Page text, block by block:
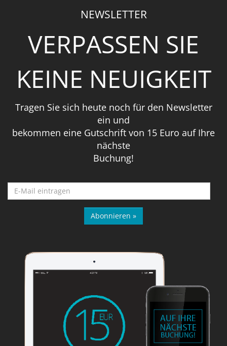
NEWSLETTER
VERPASSEN SIE
KEINE NEUIGKEIT
Tragen Sie sich heute noch für den Newsletter
ein und
bekommen eine Gutschrift von 15 Euro auf Ihre
nächste
Buchung!
Abonnieren »